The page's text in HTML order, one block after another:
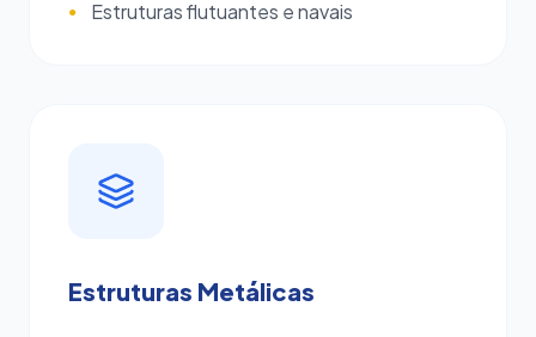
● Estruturas flutuantes e navais
Estruturas Metálicas